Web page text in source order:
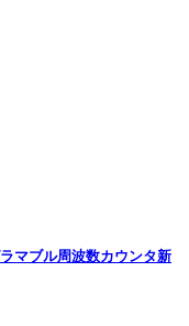
マブル周波数カウンタ新